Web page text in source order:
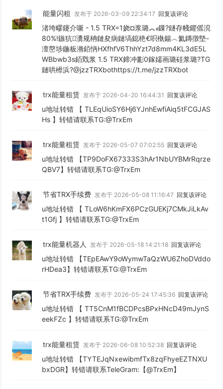
能量闪租 发布于 2026-03-09 22:34:17 回复该评论
渚垮疁鑳介噺 - 1.5 TRX=1娆¤浆璐︽鏁?鐩存帴鑺傜渷
80%!鏃犺瀵规柟鏈夋病鏈塙鎴栬€呮槸鍚︿氦鏄撴墍-
澶嶅埗鍦板潃銆怲HXfhfV6ThhYzt7d8mm4KL3dE5L
WBbwb3s銆戣浆 1.5 TRX鍗冲彲0鎵嬬画璐硅浆璐?TG
鏈哄櫒浜?@jzzTRXbothttps://t.me/jzzTRXbot
trx能量租赁 发布于 2026-04-20 16:44:31 回复该评论
u地址转错 【 TLEqUioSY6Hj6YJnhEwfiAiq5tFCGJAS
Hs 】转错请联系TG:@TrxEm
trx能量租赁 发布于 2026-05-07 07:02:55 回复该评论
u地址转错 【TP9DoFX67333S3hAr1NbUYBMrRqrze
QBV7】转错请联系TG:@TrxEm
节省TRX手续费 发布于 2026-05-08 11:16:47 回复该评论
u地址转错 【 TLoW6hKmFX6PCzGUEKj7CMkJiLkAv
t1Gfj 】转错请联系TG:@TrxEm
trx能量机器人 发布于 2026-05-18 14:21:18 回复该评论
u地址转错 【TEpEAwY9oWymwTaQzWU6ZhoDVddo
rHDea3】转错请联系TG:@TrxEm
节省TRX手续费 发布于 2026-05-24 17:45:36 回复该评论
u地址转错 【 TT5CnM1fBCDPcsBPxHNcD49mJynS
eekFZc 】转错请联系TG:@TrxEm
trx能量租赁 发布于 2026-06-08 10:52:38 回复该评论
u地址转错 【TYTEJqNxewibmfTx8zqFhyeEZTNXU
bxDGR】转错请联系TeleGram:【@TrxEm】